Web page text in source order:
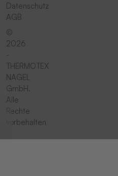
Datenschutz
AGB
©
2026
-
THERMOTEX
NAGEL
GmbH.
Alle
Rechte
vorbehalten